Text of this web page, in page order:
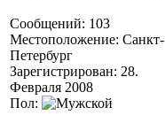
Сообщений: 103
Местоположение: Санкт-
Петербург
Зарегистрирован: 28.
Февраля 2008
Пол: